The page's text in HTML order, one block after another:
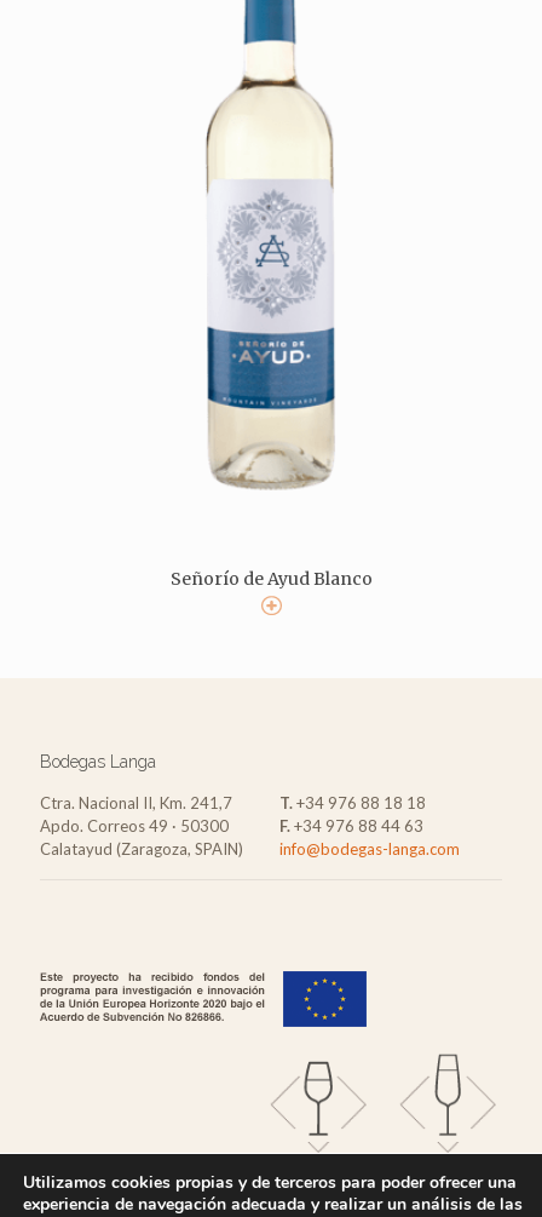
Señorío de Ayud Blanco
Bodegas Langa
Ctra. Nacional II, Km. 241,7
Apdo. Correos 49 · 50300
Calatayud (Zaragoza, SPAIN)
T.+34 976 88 18 18
F.+34 976 88 44 63
info@bodegas-langa.com
Utilizamos cookies propias y de terceros para poder ofrecer una
experiencia de navegación adecuada y realizar un análisis de las